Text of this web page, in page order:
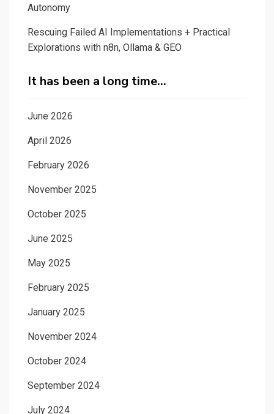
Autonomy
Rescuing Failed AI Implementations + Practical
Explorations with n8n, Ollama & GEO
It has been a long time…
June 2026
April 2026
February 2026
November 2025
October 2025
June 2025
May 2025
February 2025
January 2025
November 2024
October 2024
September 2024
July 2024